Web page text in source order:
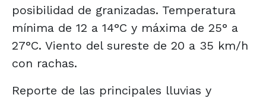
posibilidad de granizadas. Temperatura
mínima de 12 a 14°C y máxima de 25° a
27°C. Viento del sureste de 20 a 35 km/h
con rachas.
Reporte de las principales lluvias y